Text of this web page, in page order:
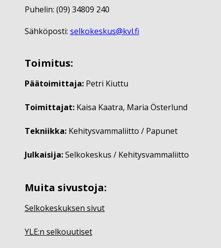
Puhelin: (09) 34809 240
Sähköposti: selkokeskus@kvl.fi
Toimitus:
Päätoimittaja: Petri Kiuttu
Toimittajat: Kaisa Kaatra, Maria Österlund
Tekniikka: Kehitysvammaliitto / Papunet
Julkaisija:Selkokeskus / Kehitysvammaliitto
Muita sivustoja:
Selkokeskuksen sivut
YLE:n selkouutiset